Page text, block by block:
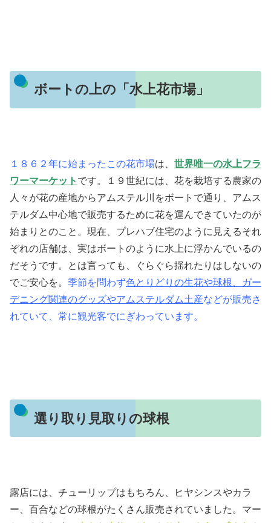
ボートの上の「水上花市場」
１８６２年に始まったこの花市場は、 世界唯一の水上フラ
ワーマーケット です。１９世紀には、花を栽培する農家の
人々が花の産地からアムステル川をボートで通り、アムス
テルダム中心地で販売するために花を運んできていたのが
始まりとのこと。現在、プレハブ住宅のように見えるそれ
ぞれの店舗は、実はボートのように水上に浮かんでいるの
だそうです。とは言っても、ぐらぐら揺れたりはしないの
でご安心を。 季節を問わず色とりどりの生花や球根、ガー
デニング関連のグッズやアムステルダム土産などが販売さ
れていて、常に観光客でにぎわっています。
選り取り見取りの球根
露店には、チューリップはもちろん、ヒヤシンスやカラ
ー、百合などの球根がたくさん販売されていました。マー